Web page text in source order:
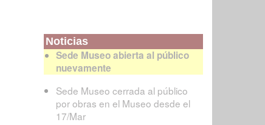
Noticias
Sede Museo abierta al público
nuevamente
Sede Museo cerrada al público
por obras en el Museo desde el
17/Mar